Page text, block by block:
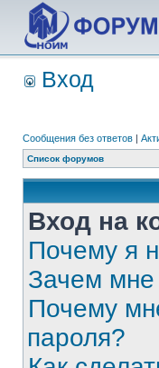
Вход
Сообщения без ответов |
Список форумов
Вход на
Почему я
Зачем мне
Почему
пароля?